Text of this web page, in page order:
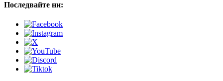
Последвайте ни: